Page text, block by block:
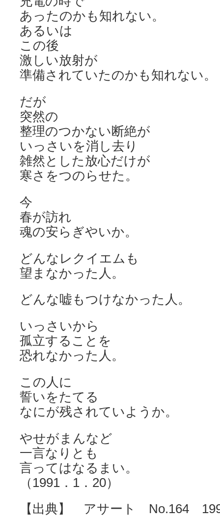
あったのかも知れない。
あるいは
この後
激しい放射が
準備されていたのかも知れない。
だが
突然の
整理のつかない断絶が
いっさいを消し去り
雑然とした放心だけが
寒さをつのらせた。
今
春が訪れ
魂の安らぎやいか。
どんなレクイエムも
望まなかった人。
どんな嘘もつけなかった人。
いっさいから
孤立することを
恐れなかった人。
この人に
誓いをたてる
なにが残されていようか。
やせがまんなど
一言なりとも
言ってはなるまい。
（1991．1．20）
【出典】 アサート No.164